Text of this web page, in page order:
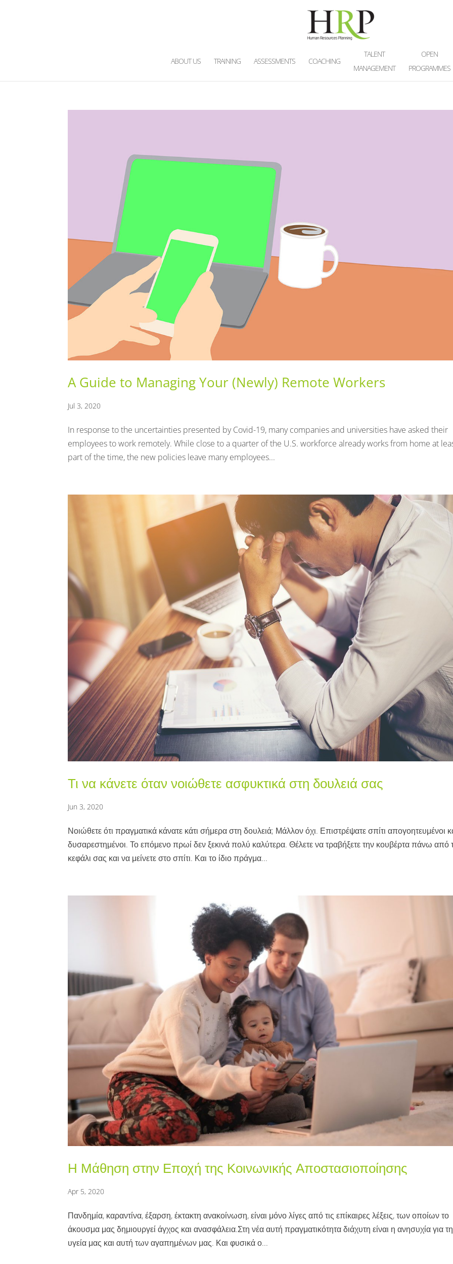
ABOUT US TRAINING ASSESSMENTS COACHING
TALENT
MANAGEMENT
OPEN
PROGRAMMES
A Guide to Managing Your (Newly) Remote Workers
Jul 3, 2020
In response to the uncertainties presented by Covid-19, many companies and universities have asked their
employees to work remotely. While close to a quarter of the U.S. workforce already works from home at
part of the time, the new policies leave many employees...
Τι να κάνετε όταν νοιώθετε ασφυκτικά στη δουλειά σας
Jun 3, 2020
Νοιώθετε ότι πραγματικά κάνατε κάτι σήμερα στη δουλειά; Μάλλον όχι. Επιστρέψατε σπίτι απογοητευμένοι
δυσαρεστημένοι. Το επόμενο πρωί δεν ξεκινά πολύ καλύτερα. Θέλετε να τραβήξετε την κουβέρτα πάνω από
κεφάλι σας και να μείνετε στο σπίτι. Και το ίδιο πράγμα...
Η Μάθηση στην Εποχή της Κοινωνικής Αποστασιοποίησης
Apr 5, 2020
Πανδημία, καραντίνα, έξαρση, έκτακτη ανακοίνωση, είναι μόνο λίγες από τις επίκαιρες λέξεις, των οποίων το
άκουσμα μας δημιουργεί άγχος και ανασφάλεια.Στη νέα αυτή πραγματικότητα διάχυτη είναι η ανησυχία για
υγεία μας και αυτή των αγαπημένων μας. Και φυσικά ο...